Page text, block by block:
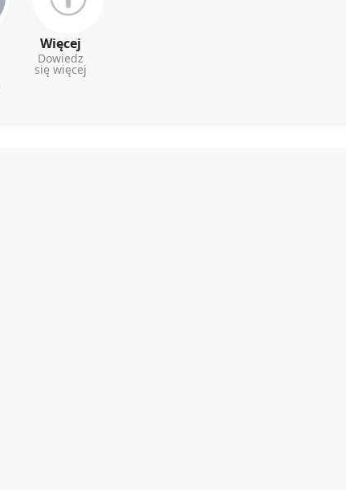
Więcej
Dowiedz
się więcej